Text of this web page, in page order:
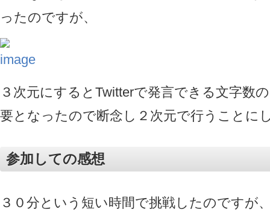
ったのですが、
３次元にするとTwitterで発言できる文字数
要となったので断念し２次元で行うことに
参加しての感想
３０分という短い時間で挑戦したのですが